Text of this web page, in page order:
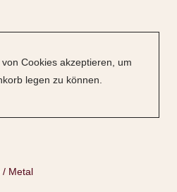
Cookies akzeptieren, um
legen zu können.
/ Metal